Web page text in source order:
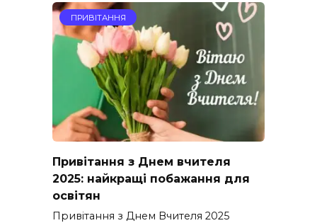
ПРИВІТАННЯ
Привітання з Днем вчителя
2025: найкращі побажання для
освітян
Привітання з Днем Вчителя 2025